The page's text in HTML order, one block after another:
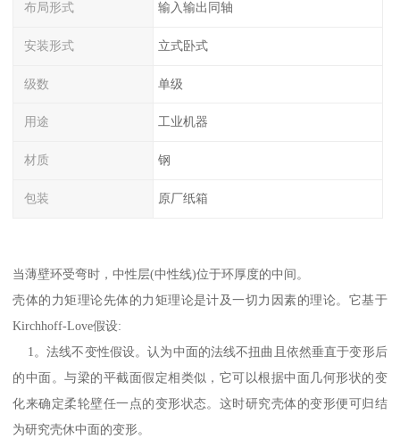
布局形式 输入输出同轴
安装形式 立式卧式
级数 单级
用途 工业机器
材质 钢
包装 原厂纸箱
当薄壁环受弯时，中性层(中性线)位于环厚度的中间。
壳体的力矩理论先体的力矩理论是计及一切力因素的理论。它基于
Kirchhoff-Love假设:
1。法线不变性假设。认为中面的法线不扭曲且依然垂直于变形后
的中面。与梁的平截面假定相类似，它可以根据中面几何形状的变
化来确定柔轮壁任一点的变形状态。这时研究壳体的变形便可归结
为研究壳休中面的变形。